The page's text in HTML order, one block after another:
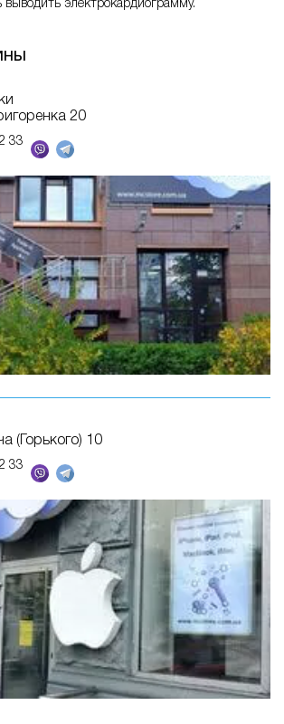
электрокардиограмму.
20
33
(Горького) 10
33